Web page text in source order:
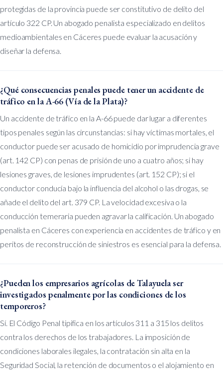
protegidas de la provincia puede ser constitutivo de delito del
artículo 322 CP. Un abogado penalista especializado en delitos
medioambientales en Cáceres puede evaluar la acusación y
diseñar la defensa.
¿Qué consecuencias penales puede tener un accidente de
tráfico en la A-66 (Vía de la Plata)?
Un accidente de tráfico en la A-66 puede dar lugar a diferentes
tipos penales según las circunstancias: si hay víctimas mortales, el
conductor puede ser acusado de homicidio por imprudencia grave
(art. 142 CP) con penas de prisión de uno a cuatro años; si hay
lesiones graves, de lesiones imprudentes (art. 152 CP); si el
conductor conducía bajo la influencia del alcohol o las drogas, se
añade el delito del art. 379 CP. La velocidad excesiva o la
conducción temeraria pueden agravar la calificación. Un abogado
penalista en Cáceres con experiencia en accidentes de tráfico y en
peritos de reconstrucción de siniestros es esencial para la defensa.
¿Pueden los empresarios agrícolas de Talayuela ser
investigados penalmente por las condiciones de los
temporeros?
Sí. El Código Penal tipifica en los artículos 311 a 315 los delitos
contra los derechos de los trabajadores. La imposición de
condiciones laborales ilegales, la contratación sin alta en la
Seguridad Social, la retención de documentos o el alojamiento en